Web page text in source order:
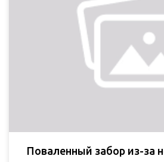
Поваленный забор из-за